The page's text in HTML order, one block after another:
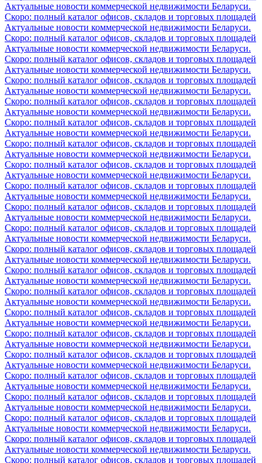
Актуальные новости коммерческой недвижимости Беларуси.
Скоро: полный каталог офисов, складов и торговых площадей
Актуальные новости коммерческой недвижимости Беларуси.
Скоро: полный каталог офисов, складов и торговых площадей
Актуальные новости коммерческой недвижимости Беларуси.
Скоро: полный каталог офисов, складов и торговых площадей
Актуальные новости коммерческой недвижимости Беларуси.
Скоро: полный каталог офисов, складов и торговых площадей
Актуальные новости коммерческой недвижимости Беларуси.
Скоро: полный каталог офисов, складов и торговых площадей
Актуальные новости коммерческой недвижимости Беларуси.
Скоро: полный каталог офисов, складов и торговых площадей
Актуальные новости коммерческой недвижимости Беларуси.
Скоро: полный каталог офисов, складов и торговых площадей
Актуальные новости коммерческой недвижимости Беларуси.
Скоро: полный каталог офисов, складов и торговых площадей
Актуальные новости коммерческой недвижимости Беларуси.
Скоро: полный каталог офисов, складов и торговых площадей
Актуальные новости коммерческой недвижимости Беларуси.
Скоро: полный каталог офисов, складов и торговых площадей
Актуальные новости коммерческой недвижимости Беларуси.
Скоро: полный каталог офисов, складов и торговых площадей
Актуальные новости коммерческой недвижимости Беларуси.
Скоро: полный каталог офисов, складов и торговых площадей
Актуальные новости коммерческой недвижимости Беларуси.
Скоро: полный каталог офисов, складов и торговых площадей
Актуальные новости коммерческой недвижимости Беларуси.
Скоро: полный каталог офисов, складов и торговых площадей
Актуальные новости коммерческой недвижимости Беларуси.
Скоро: полный каталог офисов, складов и торговых площадей
Актуальные новости коммерческой недвижимости Беларуси.
Скоро: полный каталог офисов, складов и торговых площадей
Актуальные новости коммерческой недвижимости Беларуси.
Скоро: полный каталог офисов, складов и торговых площадей
Актуальные новости коммерческой недвижимости Беларуси.
Скоро: полный каталог офисов, складов и торговых площадей
Актуальные новости коммерческой недвижимости Беларуси.
Скоро: полный каталог офисов, складов и торговых площадей
Актуальные новости коммерческой недвижимости Беларуси.
Скоро: полный каталог офисов, складов и торговых площадей
Актуальные новости коммерческой недвижимости Беларуси.
Скоро: полный каталог офисов, складов и торговых площадей
Актуальные новости коммерческой недвижимости Беларуси.
Скоро: полный каталог офисов, складов и торговых площадей